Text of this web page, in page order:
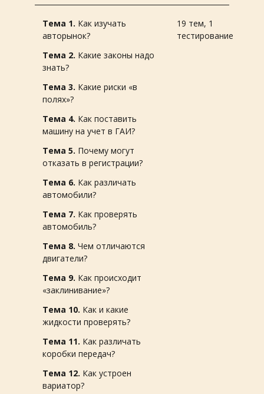
Тема 1. Как изучать
авторынок?
Тема 2. Какие законы надо
знать?
Тема 3. Какие риски «в
полях»?
Тема 4. Как поставить
машину на учет в ГАИ?
Тема 5. Почему могут
отказать в регистрации?
Тема 6. Как различать
автомобили?
Тема 7. Как проверять
автомобиль?
Тема 8. Чем отличаются
двигатели?
Тема 9. Как происходит
«заклинивание»?
Тема 10. Как и какие
жидкости проверять?
Тема 11. Как различать
коробки передач?
Тема 12. Как устроен
вариатор?
19 тем, 1
тестирование